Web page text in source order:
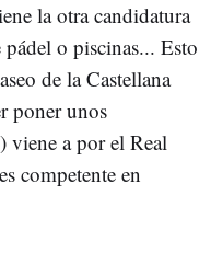
la otra candidatura
o piscinas... Esto
de la Castellana
poner unos
viene a por el Real
competente en